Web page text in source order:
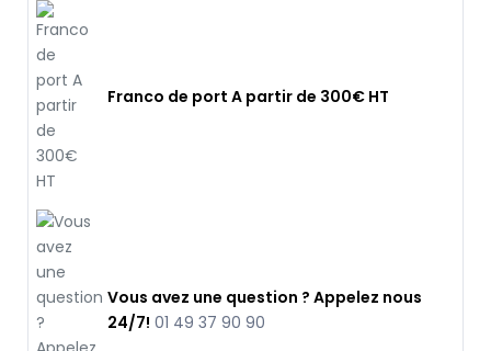
Franco de port A partir de 300€ HT
Vous avez une question ? Appelez nous
24/7! 01 49 37 90 90